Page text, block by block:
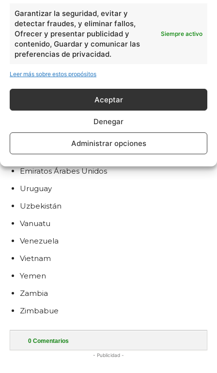
Garantizar la seguridad, evitar y
detectar fraudes, y eliminar fallos,
Ofrecer y presentar publicidad y
contenido, Guardar y comunicar las
preferencias de privacidad.
Siempre activo
Leer más sobre estos propósitos
Aceptar
Denegar
Administrar opciones
Togo
Tonga
Trinidad y Tobago
Uganda
Ucrania
Emiratos Árabes Unidos
Uruguay
Uzbekistán
Vanuatu
Venezuela
Vietnam
Yemen
Zambia
Zimbabue
0 Comentarios
- Publicidad -